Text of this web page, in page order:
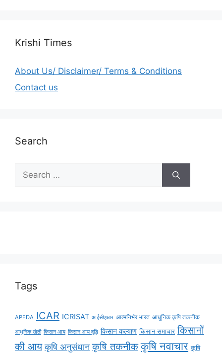
Krishi Times
About Us/ Disclaimer/ Terms & Conditions
Contact us
Search
Tags
APEDA ICAR ICRISAT आईसीएआर आत्मनिर्भर भारत आधुनिक कृषि तकनीक
आधुनिक खेती किसान आय किसान आय वृद्धि किसान कल्याण किसान समाचार किसानों
की आय कृषि अनुसंधान कृषि तकनीक कृषि नवाचार कृषि